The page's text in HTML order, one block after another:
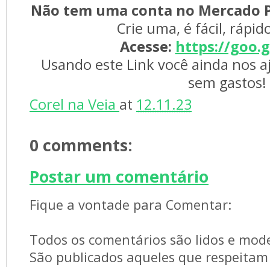
Não tem uma conta no Mercado
Crie uma, é fácil,
Acesse: https://
Usando este Link você ainda nos
sem gastos!
Corel na Veia at 12.11.23
0 comments:
Postar um comentário
Fique a vontade para Comentar:
Todos os comentários são lidos e
São publicados aqueles que